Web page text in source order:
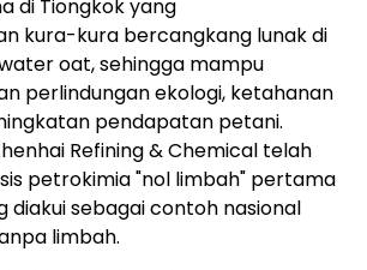
di Tiongkok yang
kura-kura bercangkang lunak di
oat, sehingga mampu
perlindungan ekologi, ketahanan
pendapatan petani.
Refining & Chemical telah
petrokimia "nol limbah" pertama
diakui sebagai contoh nasional
limbah.